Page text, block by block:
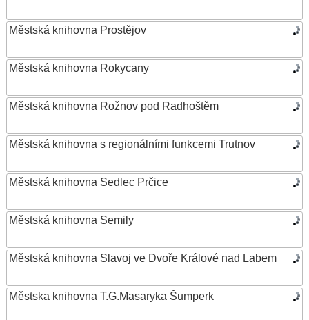
Městská knihovna Prostějov
Městská knihovna Rokycany
Městská knihovna Rožnov pod Radhoštěm
Městská knihovna s regionálními funkcemi Trutnov
Městská knihovna Sedlec Prčice
Městská knihovna Semily
Městská knihovna Slavoj ve Dvoře Králové nad Labem
Městska knihovna T.G.Masaryka Šumperk